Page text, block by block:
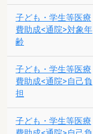
子ども・学生等医療
費助成<通院>対象年
齢
子ども・学生等医療
費助成<通院>自己負
担
子ども・学生等医療